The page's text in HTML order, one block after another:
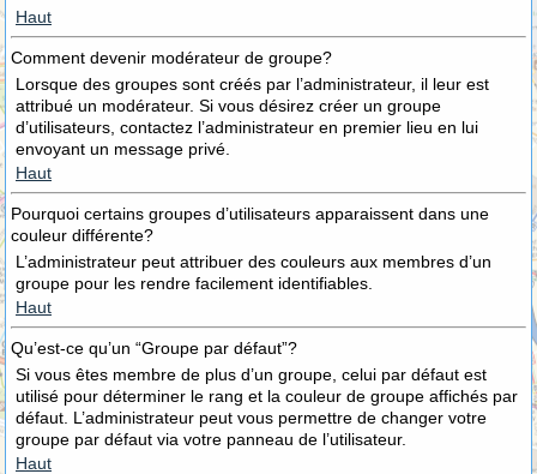
Haut
Comment devenir modérateur de groupe?
Lorsque des groupes sont créés par l’administrateur, il leur est
attribué un modérateur. Si vous désirez créer un groupe
d’utilisateurs, contactez l’administrateur en premier lieu en lui
envoyant un message privé.
Haut
Pourquoi certains groupes d’utilisateurs apparaissent dans une
couleur différente?
L’administrateur peut attribuer des couleurs aux membres d’un
groupe pour les rendre facilement identifiables.
Haut
Qu’est-ce qu’un “Groupe par défaut”?
Si vous êtes membre de plus d’un groupe, celui par défaut est
utilisé pour déterminer le rang et la couleur de groupe affichés par
défaut. L’administrateur peut vous permettre de changer votre
groupe par défaut via votre panneau de l’utilisateur.
Haut